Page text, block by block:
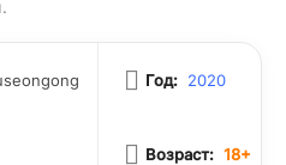
Год: 2020
Возраст: 18+